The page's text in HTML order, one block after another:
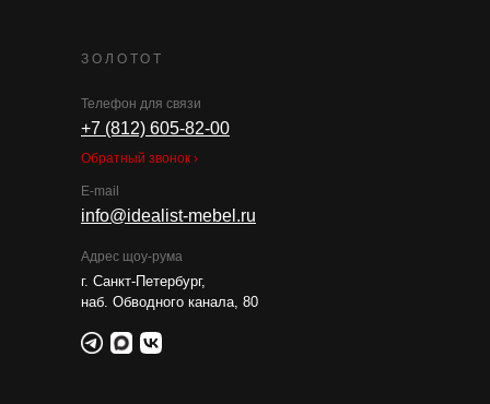
ЗОЛОТОТ
+7 (812) 605-82-00
info@idealist-mebel.ru
Телефон для связи
E-mail
Адрес щоу-рума
Обратный звонок ›
г. Санкт-Петербург,
наб. Обводного канала, 80